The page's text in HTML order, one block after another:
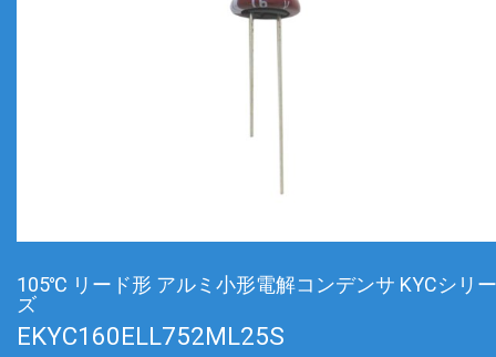
105℃ リード形 アルミ小形電解コンデンサ KYCシリー
ズ
EKYC160ELL752ML25S